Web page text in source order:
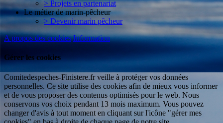
> Projets en partenariat
Le métier de marin-pêcheur
> Devenir marin pêcheur
A propos des cookies Information
Gérer les cookies
Comitedespeches-Finistere.fr veille à protéger vos données
personnelles. Ce site utilise des cookies afin de mieux vous informer
et de vous proposer des contenus optimisés pour le web. Nous
conservons vos choix pendant 13 mois maximum. Vous pouvez
changer d'avis à tout moment en cliquant sur l'icône "gérer mes